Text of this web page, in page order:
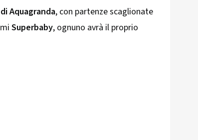
Aquagranda, con partenze scaglionate
Superbaby, ognuno avrà il proprio